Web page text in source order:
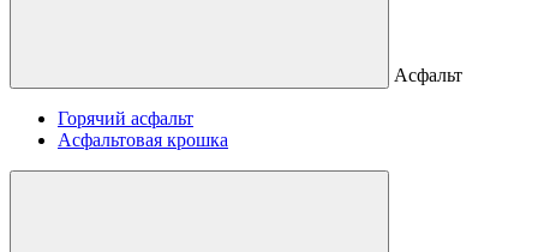
Асфальт
Горячий асфальт
Асфальтовая крошка